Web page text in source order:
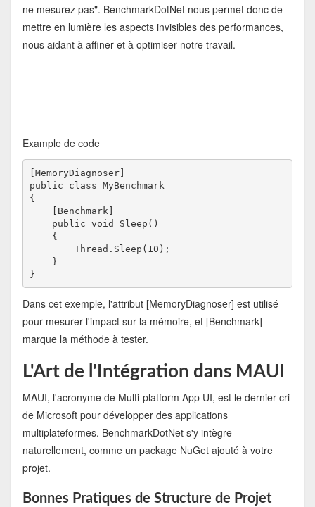
ne mesurez pas". BenchmarkDotNet nous permet donc de
mettre en lumière les aspects invisibles des performances,
nous aidant à affiner et à optimiser notre travail.
Example de code
[MemoryDiagnoser]
public class MyBenchmark
{
[Benchmark]
public void Sleep()
{
Thread.Sleep(10);
}
}
Dans cet exemple, l'attribut [MemoryDiagnoser] est utilisé
pour mesurer l'impact sur la mémoire, et [Benchmark]
marque la méthode à tester.
L'Art de l'Intégration dans MAUI
MAUI, l'acronyme de Multi-platform App UI, est le dernier cri
de Microsoft pour développer des applications
multiplateformes. BenchmarkDotNet s'y intègre
naturellement, comme un package NuGet ajouté à votre
projet.
Bonnes Pratiques de Structure de Projet